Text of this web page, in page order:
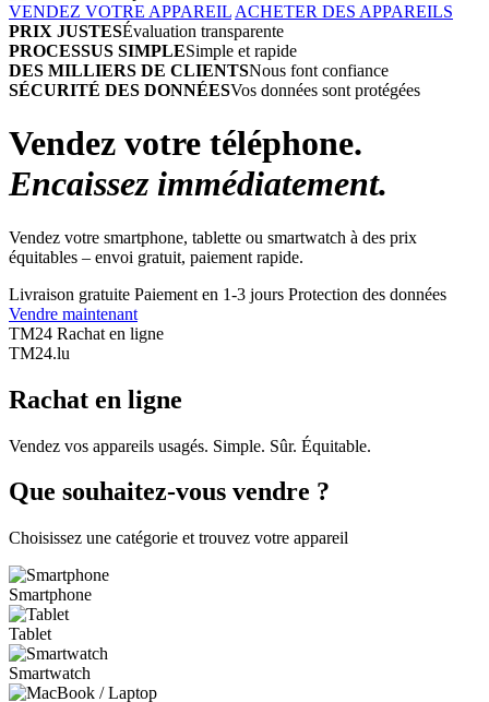
VENDEZ VOTRE APPAREIL ACHETER DES APPAREILS
PRIX JUSTESÉvaluation transparente
PROCESSUS SIMPLESimple et rapide
DES MILLIERS DE CLIENTSNous font confiance
SÉCURITÉ DES DONNÉESVos données sont protégées
Vendez votre téléphone.
Encaissez immédiatement.
Vendez votre smartphone, tablette ou smartwatch à des prix
équitables – envoi gratuit, paiement rapide.
Livraison gratuite Paiement en 1-3 jours Protection des données
Vendre maintenant
TM24 Rachat en ligne
TM24.lu
Rachat en ligne
Vendez vos appareils usagés. Simple. Sûr. Équitable.
Que souhaitez-vous vendre ?
Choisissez une catégorie et trouvez votre appareil
Smartphone
Tablet
Smartwatch